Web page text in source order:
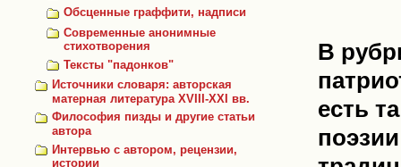
Обсценные граффити, надписи
Современные анонимные
стихотворения
Тексты "падонков"
Источники словаря: авторская
матерная литература XVIII-XXI вв.
Философия пизды и другие статьи
автора
Интервью с автором, рецензии,
истории
В
есть